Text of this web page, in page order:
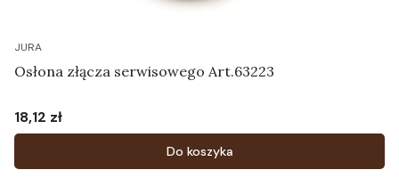
JURA
Osłona złącza serwisowego Art.63223
Cena
18,12 zł
Do koszyka